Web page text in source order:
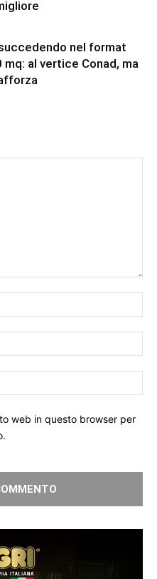
nel format
mq: al vertice Conad, ma
web in questo browser per